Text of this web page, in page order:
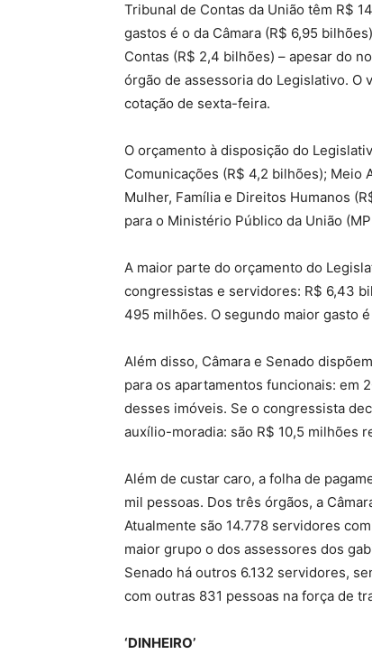
Tribunal de Contas da União têm R$
gastos é o da Câmara (R$ 6,95
Contas (R$ 2,4 bilhões) – apesar do
órgão de assessoria do Legislativo. O
cotação de sexta-feira.
O orçamento à disposição do
Comunicações (R$ 4,2 bilhões); Meio
Mulher, Família e Direitos Humanos
para o Ministério Público da União
A maior parte do orçamento do
congressistas e servidores: R$ 6,43
495 milhões. O segundo maior gasto
Além disso, Câmara e Senado
para os apartamentos funcionais: em
desses imóveis. Se o congressista
auxílio-moradia: são R$ 10,5 milhões
Além de custar caro, a folha de
mil pessoas. Dos três órgãos, a
Atualmente são 14.778 servidores
maior grupo o dos assessores dos
Senado há outros 6.132 servidores,
com outras 831 pessoas na força de
‘DINHEIRO’